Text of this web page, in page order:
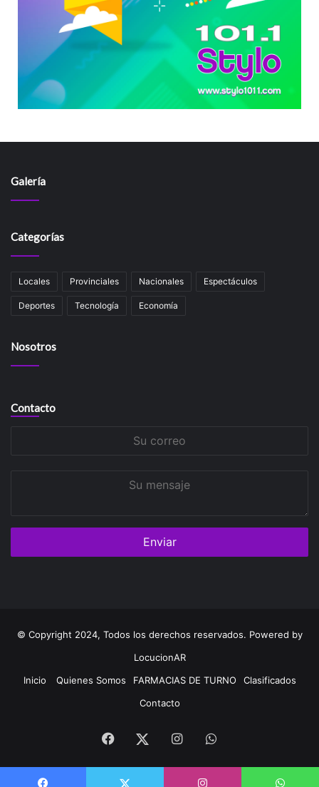
Galería
Categorías
Locales Provinciales Nacionales Espectáculos
Deportes Tecnología Economía
Nosotros
Contacto
© Copyright 2024, Todos los derechos reservados. Powered by
LocucionAR
Inicio
Quienes Somos FARMACIAS DE TURNO
Clasificados
Contacto
Facebook
TwitterInstagramWhatsapp